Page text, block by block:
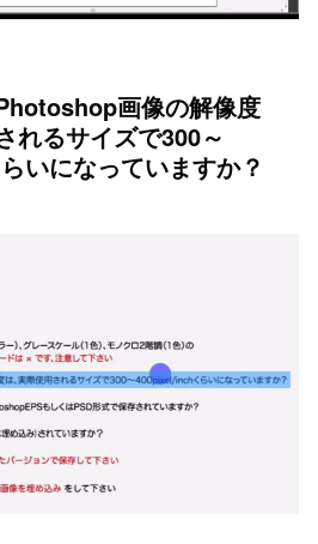
画像の解像度
れるサイズで300～
いになっていますか？